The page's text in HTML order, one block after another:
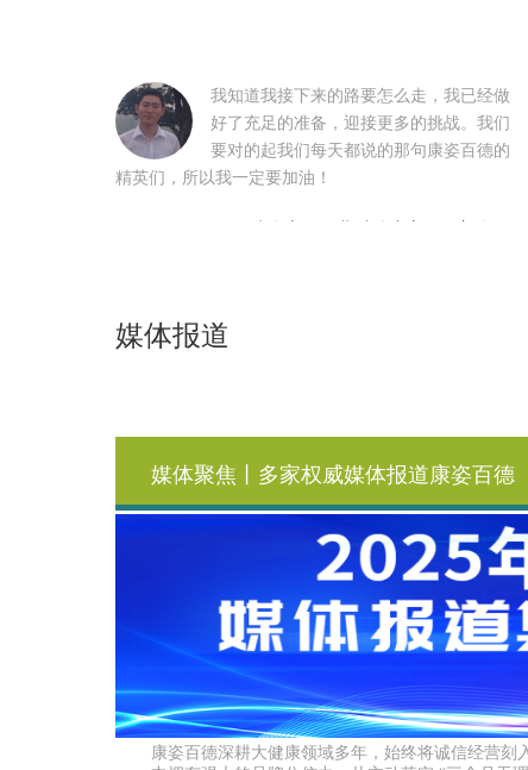
我知道我接下来的路要怎么走，我已经做
好了充足的准备，迎接更多的挑战。我们
要对的起我们每天都说的那句康姿百德的
精英们，所以我一定要加油！
媒体报道
媒体聚焦丨多家权威媒体报道康姿百德
康姿百德深耕大健康领域多年，始终将诚信经营刻